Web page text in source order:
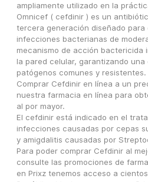
ampliamente utilizado en la
Omnicef ( cefdinir ) es un
tercera generación diseñado para
infecciones bacterianas de
mecanismo de acción bactericida
la pared celular, garantizando
patógenos comunes y resistentes.
Comprar Cefdinir en línea a un
nuestra farmacia en línea para
al por mayor.
El cefdinir está indicado en el
infecciones causadas por cepas
y amigdalitis causadas por
Para poder comprar Cefdinir al
consulte las promociones de
en Prixz tenemos acceso a